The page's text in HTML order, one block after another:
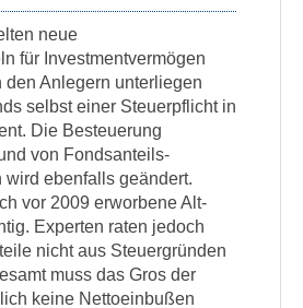
neue
für Investmentvermögen
den Anlegern unterliegen
selbst einer Steuerpflicht in
Die Besteuerung
von Fondsanteils-
ebenfalls geändert.
vor 2009 erworbene Alt-
Experten raten jedoch
nicht aus Steuergründen
muss das Gros der
keine Nettoeinbußen